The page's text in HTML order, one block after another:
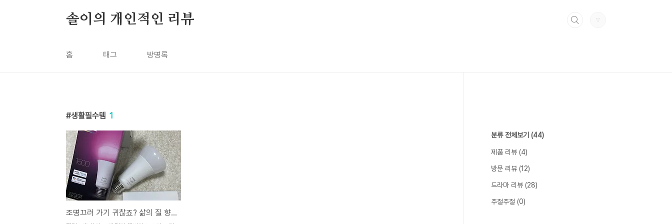
솔이의 개인적인 리뷰
홈 태그 방명록
생활필수템 1
조명끄러 가기 귀찮죠? 삶의 질 향상템!! : 필립스 휴 스마트 전구 내돈내산 구매 후기
분류 전체보기 (44)
제품 리뷰 (4)
방문 리뷰 (12)
드라마 리뷰 (28)
주절주절 (0)